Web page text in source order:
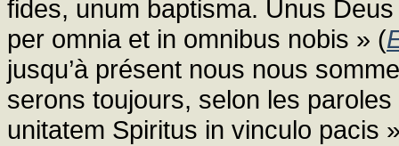
fides, unum baptisma. Unus
per omnia et in omnibus nobis » (
jusqu’à présent nous nous
serons toujours, selon les
unitatem Spiritus in vinculo pacis